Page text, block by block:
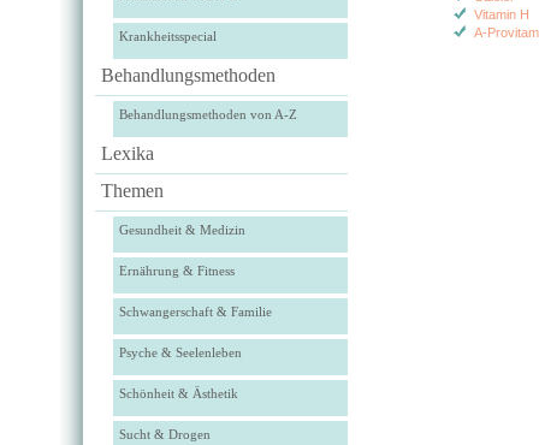
Krankheitsspecial
Behandlungsmethoden
Behandlungsmethoden von A-Z
Lexika
Themen
Gesundheit & Medizin
Ernährung & Fitness
Schwangerschaft & Familie
Psyche & Seelenleben
Schönheit & Ästhetik
Sucht & Drogen
Vitamin H
A-